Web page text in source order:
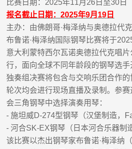
比赛日期： 2025年11月 26 日至30 日
报名截止日期：2025年9月 19 日
主办：由佛朗哥·梅泽纳与奥德拉代
布鲁诺·梅泽纳国际钢琴比赛将于
意大利蒙特西尔瓦诺奥德拉代克唱片
行，面向全球不同年龄段的钢琴选手
独奏组决赛将包含与交响乐团合作
轮次均会进行现场直播及录制。参
会三角钢琴中选择演奏用琴：
-施坦威D-274型钢琴 （汉堡制造，
-河合SK-EX钢琴 （日本河合乐器制
该比赛以杰出钢琴家布鲁诺·梅泽纳（